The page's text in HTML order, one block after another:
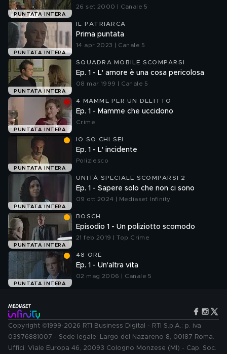
PUNTATA INTERA
26 set 2000 | Canale 5
PUNTATA INTERA
IL PATRIARCA
Prima puntata
14 apr 2023 | Canale 5
PUNTATA INTERA
SQUADRA MOBILE SCOMPARSI
Ep. 1 - L' amore è una cosa pericolosa
08 mar 1999 | Canale 5
PUNTATA INTERA
4 MAMME PER UN DELITTO
Ep. 1 - Mamme che uccidono
Crime
PUNTATA INTERA
IO SO CHI SEI
Ep. 1 - L' incidente
Poliziesco
PUNTATA INTERA
UNITÀ SPECIALE SCOMPARSI 2
Ep. 1 - Sapere solo che non ci sono
09 ott 2024 | Mediaset Infinity
PUNTATA INTERA
BOSCH
Episodio 1 - Un poliziotto scomodo
21 feb 2019 | Top Crime
PUNTATA INTERA
48 ORE
Ep. 1 - Un'altra vita
02 mag 2006 | Canale 5
Copyright ©1999-2026 RTI Business Digital - RTI S.p.A.: p. iva
03976881007 - Sede legale: Largo del Nazareno 8, 00187 Roma.
Uffici: Viale Europa 46, 20093 Cologno Monzese (MI) - Cap. Soc.